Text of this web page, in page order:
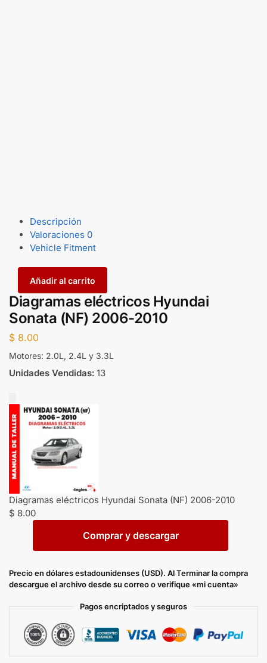
Descripción
Valoraciones 0
Vehicle Fitment
Añadir al carrito
Diagramas eléctricos Hyundai
Sonata (NF) 2006-2010
$ 8.00
Motores: 2.0L, 2.4L y 3.3L
Unidades Vendidas: 13
Diagramas eléctricos Hyundai Sonata (NF) 2006-2010
$ 8.00
Comprar y descargar
Precio en dólares estadounidenses (USD). Al Terminar la compra
descargue el archivo desde su correo o verifique «mi cuenta»
Pagos encriptados y seguros